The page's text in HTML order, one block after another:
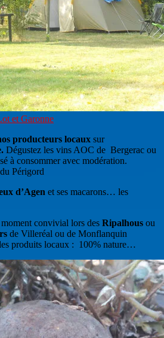
et Garonne
producteurs locaux sur
Dégustez les vins AOC de Bergerac ou
à consommer avec modération.
Périgord
d’Agen et ses macarons… les
moment convivial lors des Ripalhous ou
de Villeréal ou de Monflanquin
produits locaux : 100% nature…